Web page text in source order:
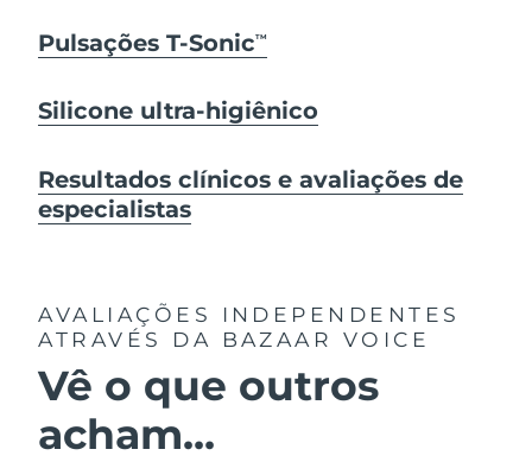
Pulsações T-SonicTM
Silicone ultra-higiênico
Resultados clínicos e avaliações de
especialistas
AVALIAÇÕES INDEPENDENTES
ATRAVÉS DA BAZAAR VOICE
Vê o que outros
acham...